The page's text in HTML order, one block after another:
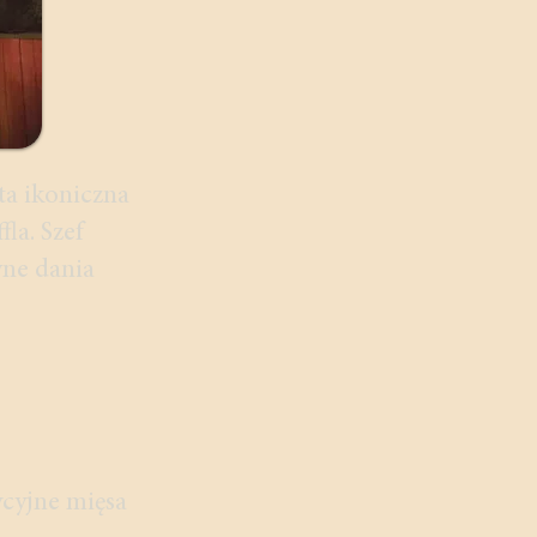
ikoniczna
Szef
dania
mięsa